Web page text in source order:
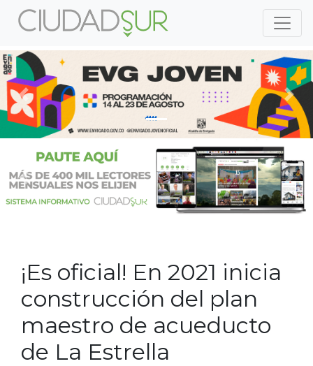
Previous
Previous
¡Es oficial! En 2021 inicia
construcción del plan
maestro de acueducto
de La Estrella